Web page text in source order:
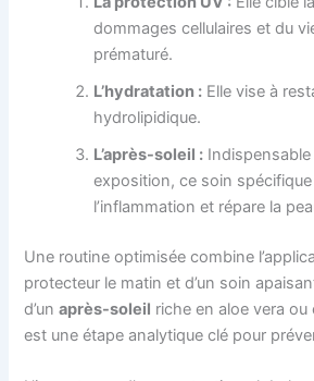
dommages cellulaires et du
prématuré.
L’hydratation : Elle vise à
hydrolipidique.
L’après-soleil :
exposition, ce soin
l’inflammation et répare la
Une routine optimisée combine
protecteur le matin et d’un soin
d’unaprès-soleil riche en aloe vera
est une étape analytique clé pour